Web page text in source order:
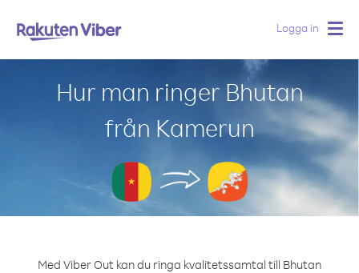
Logga in
Hur man ringer Bhutan
från Kamerun
Med Viber Out kan du ringa kvalitetssamtal till Bhutan